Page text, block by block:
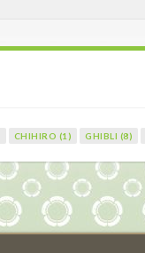
CHIHIRO (1) GHIBLI (8)